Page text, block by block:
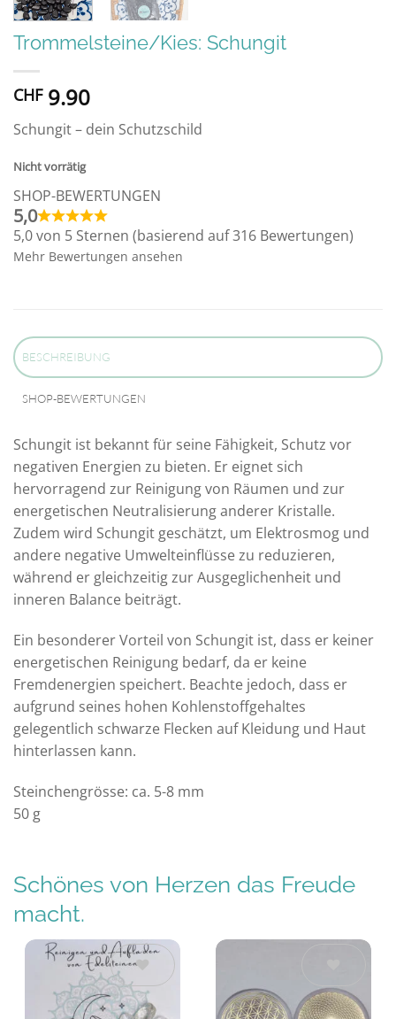
Trommelsteine/Kies: Schungit
CHF9.90
Schungit – dein Schutzschild
Nicht vorrätig
SHOP-BEWERTUNGEN
5,0
5,0 von 5 Sternen (basierend auf 316 Bewertungen)
Mehr Bewertungen ansehen
BESCHREIBUNG
SHOP-BEWERTUNGEN
Schungit ist bekannt für seine Fähigkeit, Schutz vor
negativen Energien zu bieten. Er eignet sich
hervorragend zur Reinigung von Räumen und zur
energetischen Neutralisierung anderer Kristalle.
Zudem wird Schungit geschätzt, um Elektrosmog und
andere negative Umwelteinflüsse zu reduzieren,
während er gleichzeitig zur Ausgeglichenheit und
inneren Balance beiträgt.
Ein besonderer Vorteil von Schungit ist, dass er keiner
energetischen Reinigung bedarf, da er keine
Fremdenergien speichert. Beachte jedoch, dass er
aufgrund seines hohen Kohlenstoffgehaltes
gelegentlich schwarze Flecken auf Kleidung und Haut
hinterlassen kann.
Steinchengrösse: ca. 5-8 mm
50 g
Schönes von Herzen das Freude
macht.
Auf die
Wunschliste
Auf die
Wunschliste